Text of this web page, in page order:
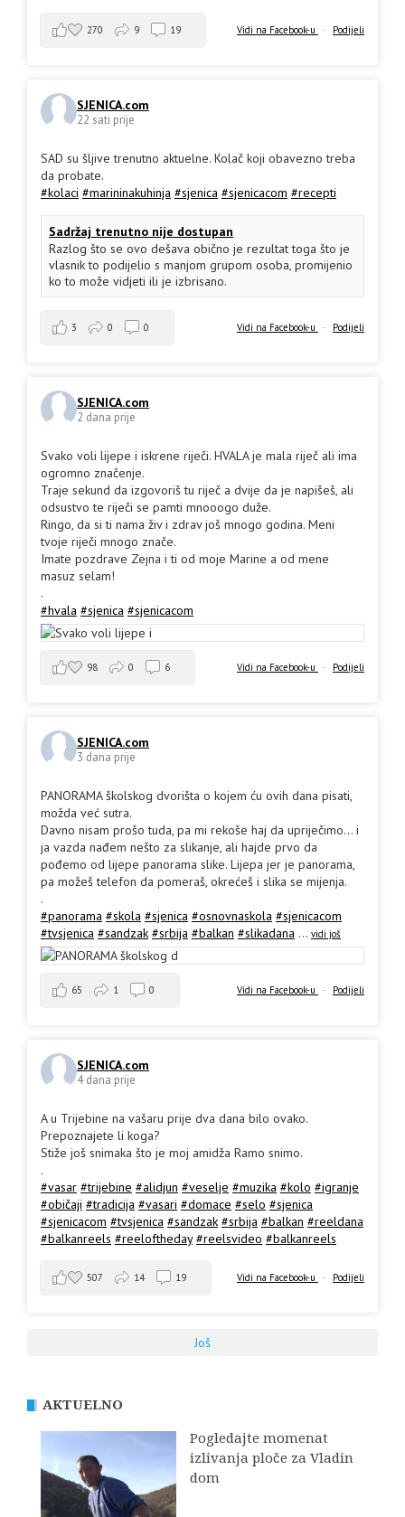
Vidi na Facebook-u · Podijeli
270 9 19
SJENICA.com
22 sati prije
SAD su šljive trenutno aktuelne. Kolač koji obavezno treba
da probate.
#kolaci #marininakuhinja #sjenica #sjenicacom #recepti
Sadržaj trenutno nije dostupan
Razlog što se ovo dešava obično je rezultat toga što je
vlasnik to podijelio s manjom grupom osoba, promijenio
ko to može vidjeti ili je izbrisano.
Vidi na Facebook-u · Podijeli
3 0 0
SJENICA.com
2 dana prije
Svako voli lijepe i iskrene riječi. HVALA je mala riječ ali ima
ogromno značenje.
Traje sekund da izgovoriš tu riječ a dvije da je napišeš, ali
odsustvo te riječi se pamti mnooogo duže.
Ringo, da si ti nama živ i zdrav još mnogo godina. Meni
tvoje riječi mnogo znače.
Imate pozdrave Zejna i ti od moje Marine a od mene
masuz selam!
.
#hvala #sjenica #sjenicacom
Vidi na Facebook-u · Podijeli
98 0 6
SJENICA.com
3 dana prije
PANORAMA školskog dvorišta o kojem ću ovih dana pisati,
možda već sutra.
Davno nisam prošo tuda, pa mi rekoše haj da upriječimo... i
ja vazda nađem nešto za slikanje, ali hajde prvo da
pođemo od lijepe panorama slike. Lijepa jer je panorama,
pa možeš telefon da pomeraš, okrećeš i slika se mijenja.
.
#panorama #skola #sjenica #osnovnaskola #sjenicacom
#tvsjenica #sandzak #srbija #balkan #slikadana ... vidi još
Vidi na Facebook-u · Podijeli
65 1 0
SJENICA.com
4 dana prije
A u Trijebine na vašaru prije dva dana bilo ovako.
Prepoznajete li koga?
Stiže još snimaka što je moj amidža Ramo snimo.
.
#vasar #trijebine #alidjun #veselje #muzika #kolo #igranje
#običaji #tradicija #vasari #domace #selo #sjenica
#sjenicacom #tvsjenica #sandzak #srbija #balkan #reeldana
#balkanreels #reeloftheday #reelsvideo #balkanreels
Vidi na Facebook-u · Podijeli
507 14 19
Još
AKTUELNO
Pogledajte momenat
izlivanja ploče za Vladin
dom